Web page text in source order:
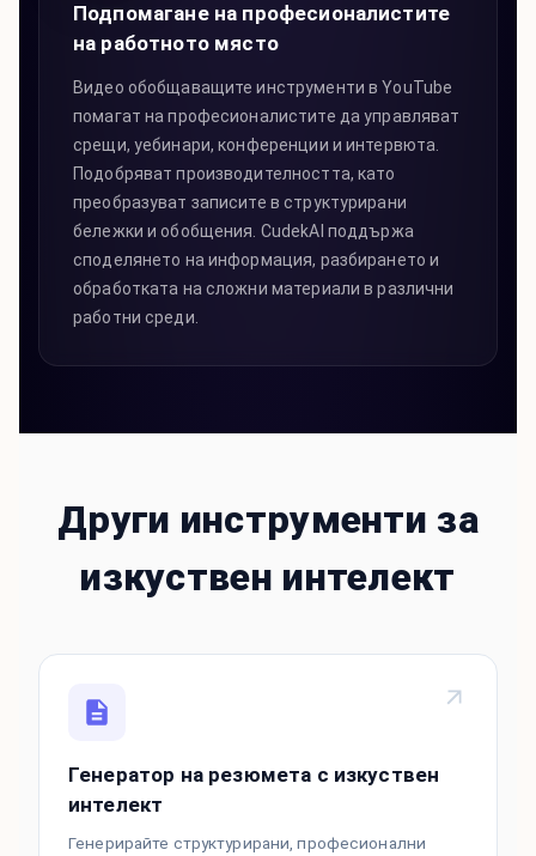
Подпомагане на професионалистите
на работното място
Видео обобщаващите инструменти в YouTube
помагат на професионалистите да управляват
срещи, уебинари, конференции и интервюта.
Подобряват производителността, като
преобразуват записите в структурирани
бележки и обобщения. CudekAI поддържа
споделянето на информация, разбирането и
обработката на сложни материали в различни
работни среди.
Други инструменти за
изкуствен интелект
Генератор на резюмета с изкуствен
интелект
Генерирайте структурирани, професионални